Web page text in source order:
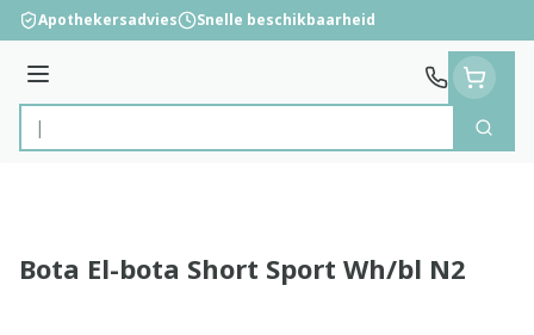
Ga naar de inhoud
Apothekersadvies Snelle beschikbaarheid
Menu
Product, merk, categorie...
Zoek
Bota El-bota Short Sport Wh/bl N2